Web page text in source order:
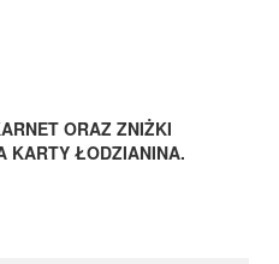
ORAZ ZNIŻKI
KARTY ŁODZIANINA.